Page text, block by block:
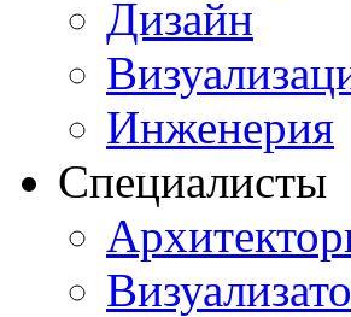
Дизайн
Инженерия
Специалисты